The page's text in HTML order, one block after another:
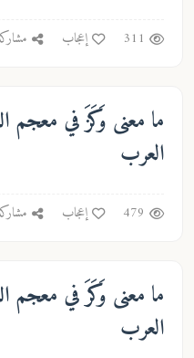
311 إعجاب
ما معنى وَكَزَفي معجم
العرب
479 إعجاب
ما معنى وَكَرَفي معجم
العرب